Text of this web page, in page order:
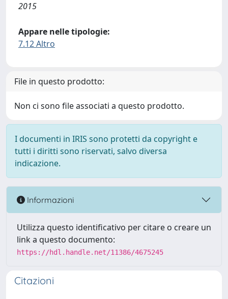
2015
Appare nelle tipologie:
7.12 Altro
File in questo prodotto:
Non ci sono file associati a questo prodotto.
I documenti in IRIS sono protetti da copyright e
tutti i diritti sono riservati, salvo diversa
indicazione.
Informazioni
Utilizza questo identificativo per citare o creare un
link a questo documento:
https://hdl.handle.net/11386/4675245
Citazioni